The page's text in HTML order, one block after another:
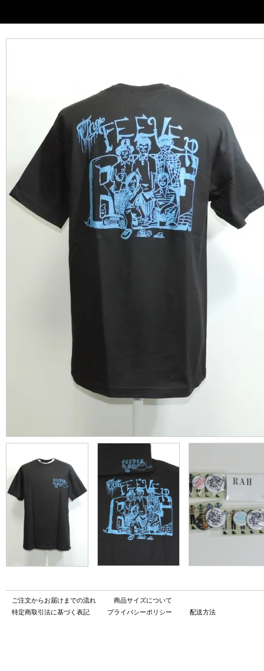
ご注文からお届けまでの流れ
商品サイズについて
特定商取引法に基づく表記
プライバシーポリシー 配送方法